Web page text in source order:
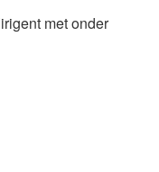
met onder